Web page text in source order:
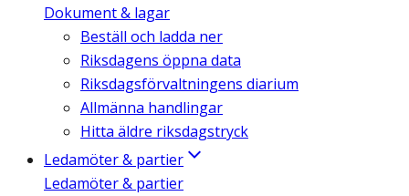
Dokument & lagar
Beställ och ladda ner
Riksdagens öppna data
Riksdagsförvaltningens diarium
Allmänna handlingar
Hitta äldre riksdagstryck
Ledamöter & partier
Ledamöter & partier